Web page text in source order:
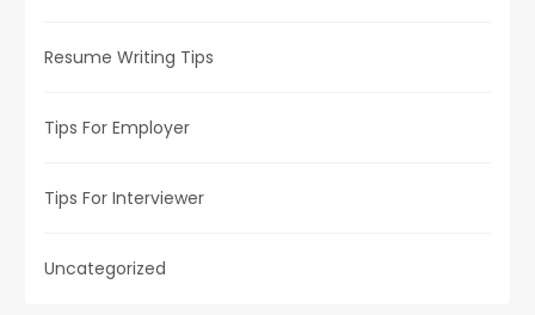
Resume Writing Tips
Tips For Employer
Tips For Interviewer
Uncategorized